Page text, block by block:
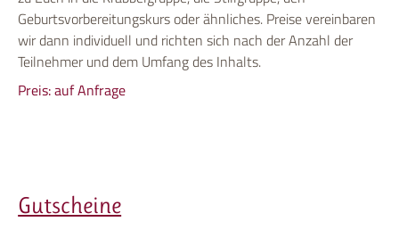
Geburtsvorbereitungskurs oder ähnliches. Preise vereinbaren
wir dann individuell und richten sich nach der Anzahl der
Teilnehmer und dem Umfang des Inhalts.
Preis: auf Anfrage
Gutscheine